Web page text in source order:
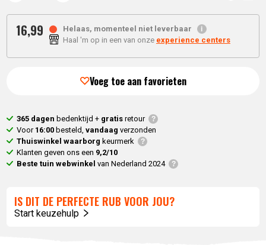
16,99
Helaas, momenteel niet leverbaar
Haal 'm op in een van onze experience centers
Voeg toe aan favorieten
365 dagen bedenktijd + gratisretour
Voor 16:00 besteld,vandaag verzonden
Thuiswinkel waarborg keurmerk
Klanten geven ons een 9,2/10
Beste tuin webwinkel van Nederland 2024
IS DIT DE PERFECTE RUB VOOR JOU?
Start keuzehulp